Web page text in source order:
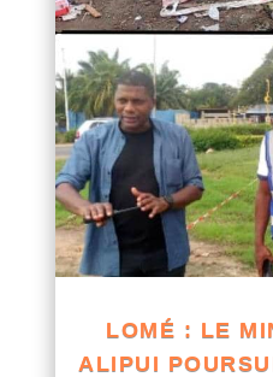
LOMÉ : LE
ALIPUI